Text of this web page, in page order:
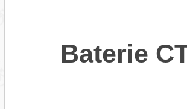
Baterie